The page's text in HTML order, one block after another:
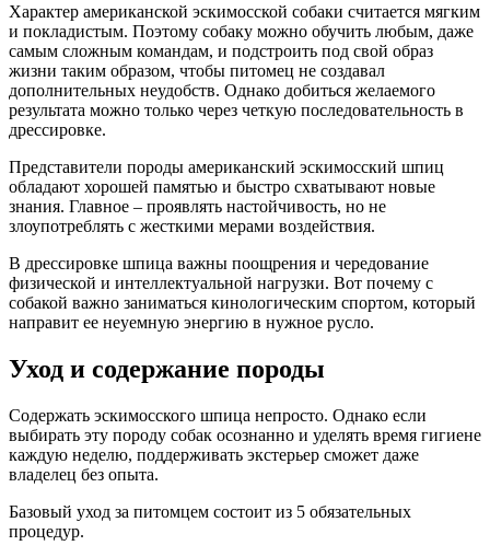
Характер американской эскимосской собаки считается мягким
и покладистым. Поэтому собаку можно обучить любым, даже
самым сложным командам, и подстроить под свой образ
жизни таким образом, чтобы питомец не создавал
дополнительных неудобств. Однако добиться желаемого
результата можно только через четкую последовательность в
дрессировке.
Представители породы американский эскимосский шпиц
обладают хорошей памятью и быстро схватывают новые
знания. Главное – проявлять настойчивость, но не
злоупотреблять с жесткими мерами воздействия.
В дрессировке шпица важны поощрения и чередование
физической и интеллектуальной нагрузки. Вот почему с
собакой важно заниматься кинологическим спортом, который
направит ее неуемную энергию в нужное русло.
Уход и содержание породы
Содержать эскимосского шпица непросто. Однако если
выбирать эту породу собак осознанно и уделять время гигиене
каждую неделю, поддерживать экстерьер сможет даже
владелец без опыта.
Базовый уход за питомцем состоит из 5 обязательных
процедур.